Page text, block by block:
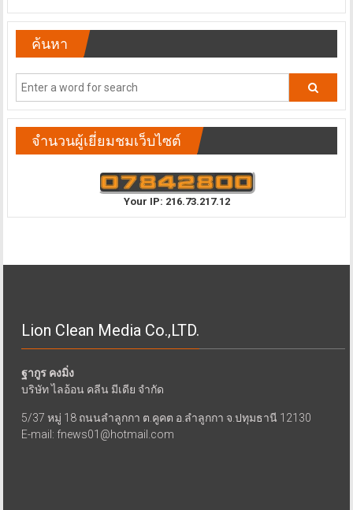
ค้นหา
จำนวนผู้เยี่ยมชมเว็บไซต์
Your IP: 216.73.217.12
Lion Clean Media Co.,LTD.
ฐากูร คงมิ่ง
บริษัท ไลอ้อน คลีน มีเดีย จำกัด
5/37 หมู่ 18 ถนนลำลูกกา ต.คูคต อ.ลำลูกกา จ.ปทุมธานี 12130
E-mail: fnews01@hotmail.com